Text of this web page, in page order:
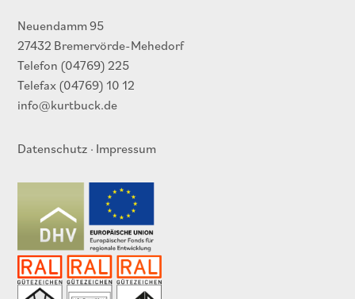
Neuendamm 95
27432 Bremervörde-Mehedorf
Telefon (04769) 225
Telefax (04769) 10 12
info@kurtbuck.de
Datenschutz · Impressum